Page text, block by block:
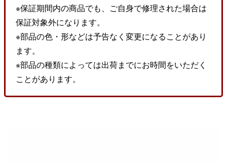
※保証期間内の商品でも、ご自身で修理された場合は
保証対象外になります。
※部品の色・形などは予告なく変更になることがあり
ます。
※部品の種類によっては出荷までにお時間をいただく
ことがあります。